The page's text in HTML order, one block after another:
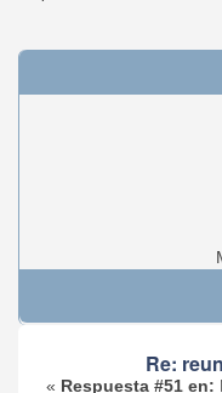
Re:
« Respuesta #51 en: